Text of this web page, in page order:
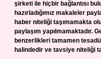
şirketi ile hiçbir bağlantısı
hazırladığımız makaleler
haber niteliği taşımamakta
paylaşım yapılmamaktadır.
benzerlikleri tamamen
halindedir ve tavsiye niteliği